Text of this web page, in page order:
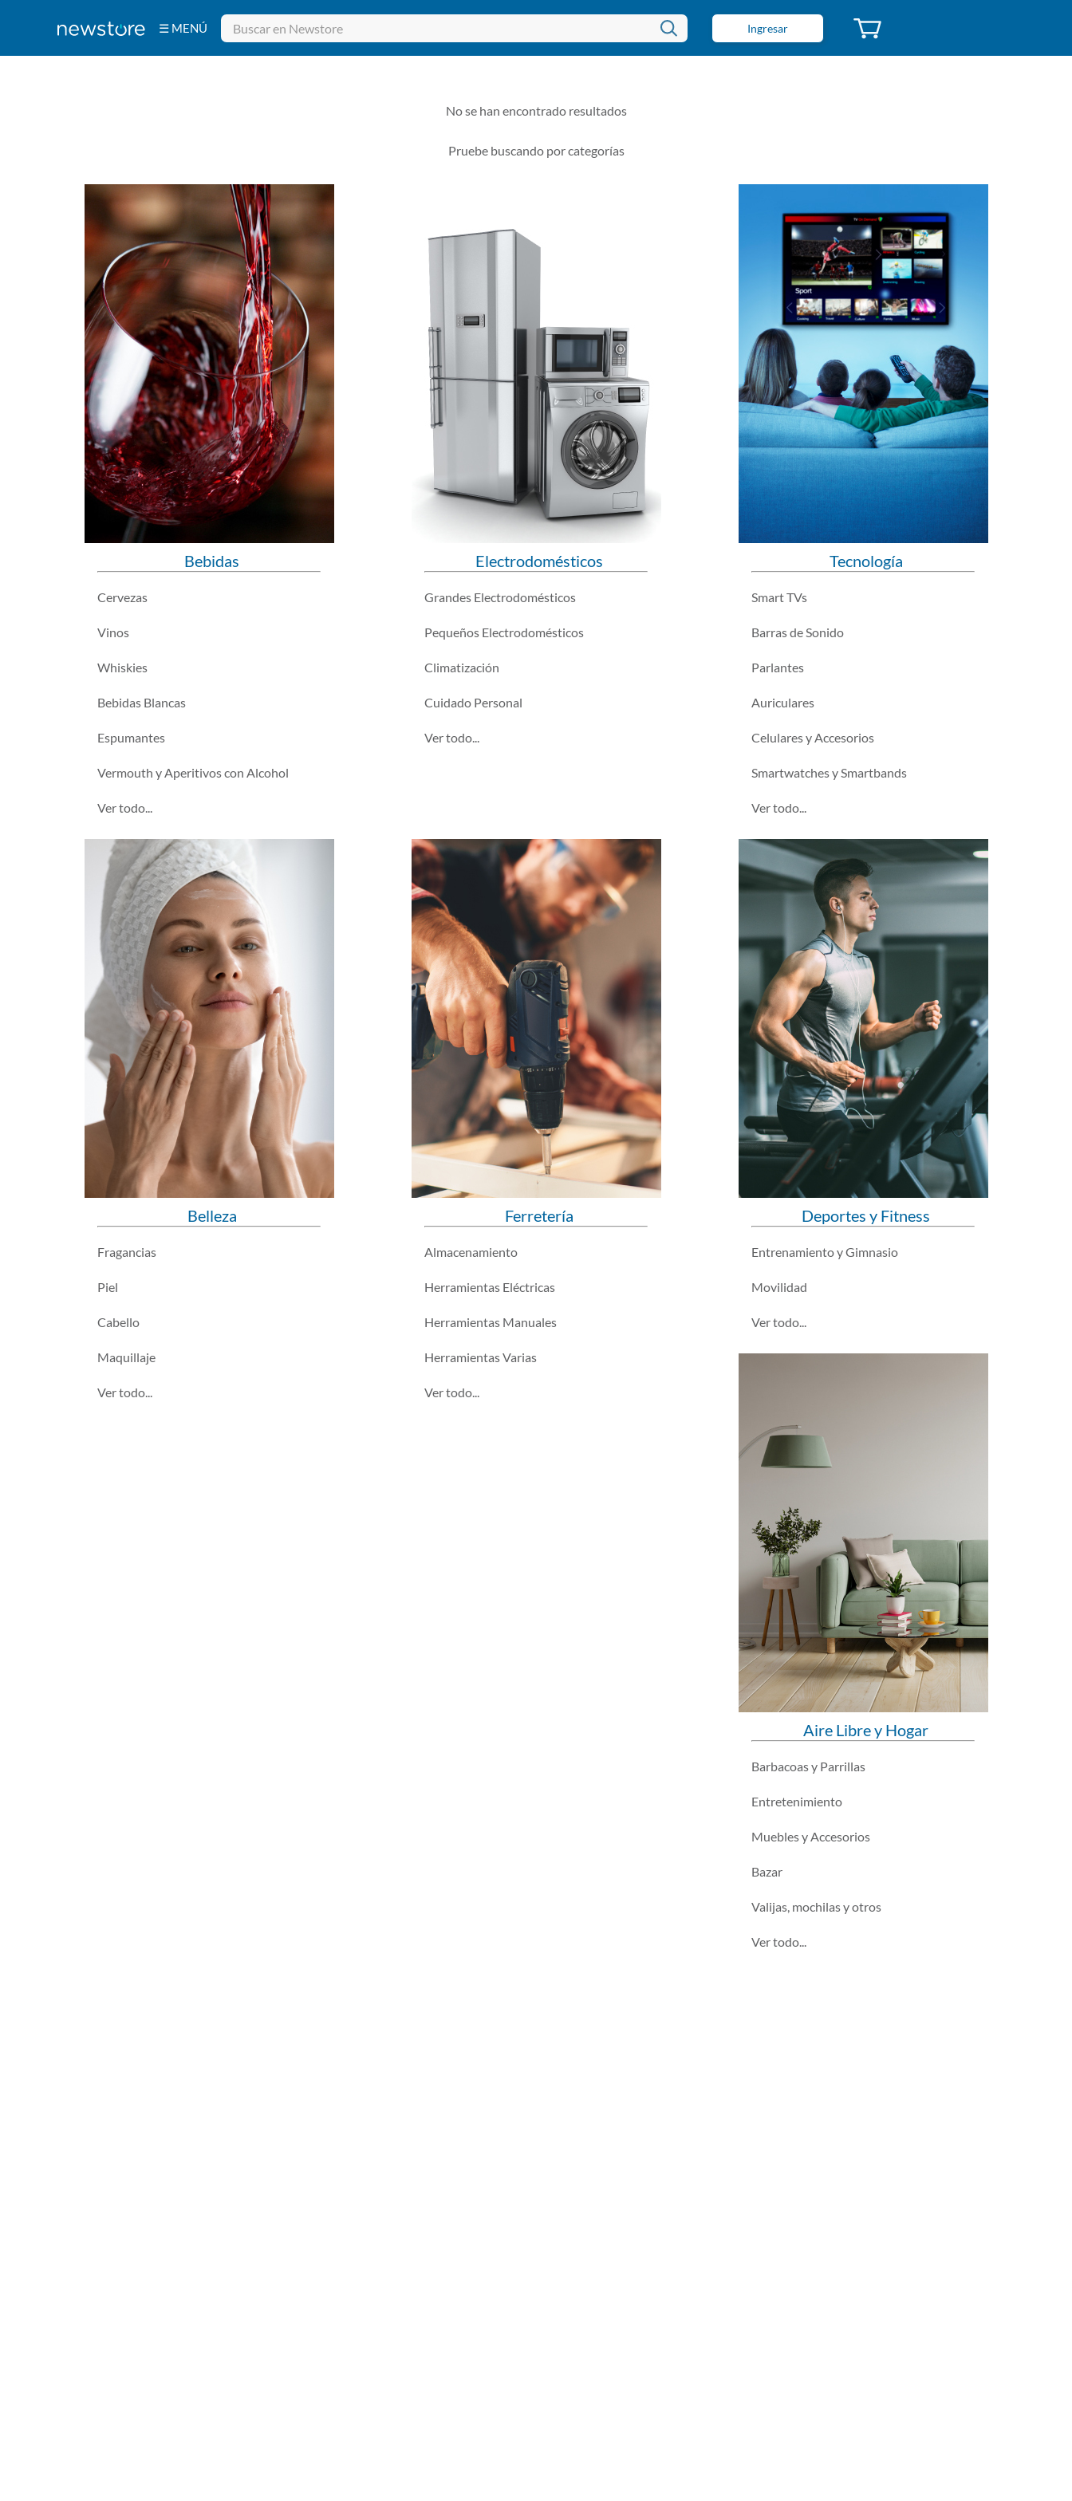
☰ MENÚ Ingresar
No se han encontrado resultados
Pruebe buscando por categorías
Bebidas
Cervezas
Vinos
Whiskies
Bebidas Blancas
Espumantes
Vermouth y Aperitivos con Alcohol
Ver todo...
Electrodomésticos
Grandes Electrodomésticos
Pequeños Electrodomésticos
Climatización
Cuidado Personal
Ver todo...
Tecnología
Smart TVs
Barras de Sonido
Parlantes
Auriculares
Celulares y Accesorios
Smartwatches y Smartbands
Ver todo...
Belleza
Fragancias
Piel
Cabello
Maquillaje
Ver todo...
Ferretería
Almacenamiento
Herramientas Eléctricas
Herramientas Manuales
Herramientas Varias
Ver todo...
Deportes y Fitness
Entrenamiento y Gimnasio
Movilidad
Ver todo...
Aire Libre y Hogar
Barbacoas y Parrillas
Entretenimiento
Muebles y Accesorios
Bazar
Valijas, mochilas y otros
Ver todo...